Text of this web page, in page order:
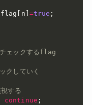
flag n =true ;
ェックするflag
クしていく
する
continue ;